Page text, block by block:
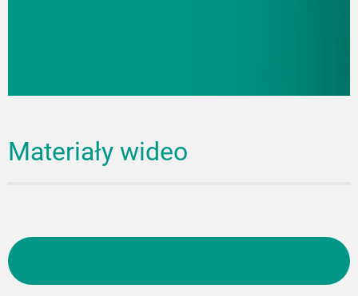
Materiały wideo